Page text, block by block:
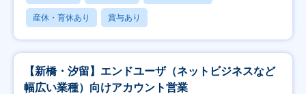
産休・育休あり 賞与あり
【新橋・汐留】エンドユーザ（ネットビジネスなど
幅広い業種）向けアカウント営業